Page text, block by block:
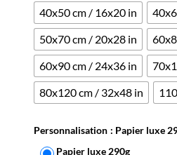
40x50 cm / 16x20 in
50x70 cm / 20x28 in
60x90 cm / 24x36 in
80x120 cm / 32x48 in
Personnalisation : Papier luxe
Papier luxe 290g